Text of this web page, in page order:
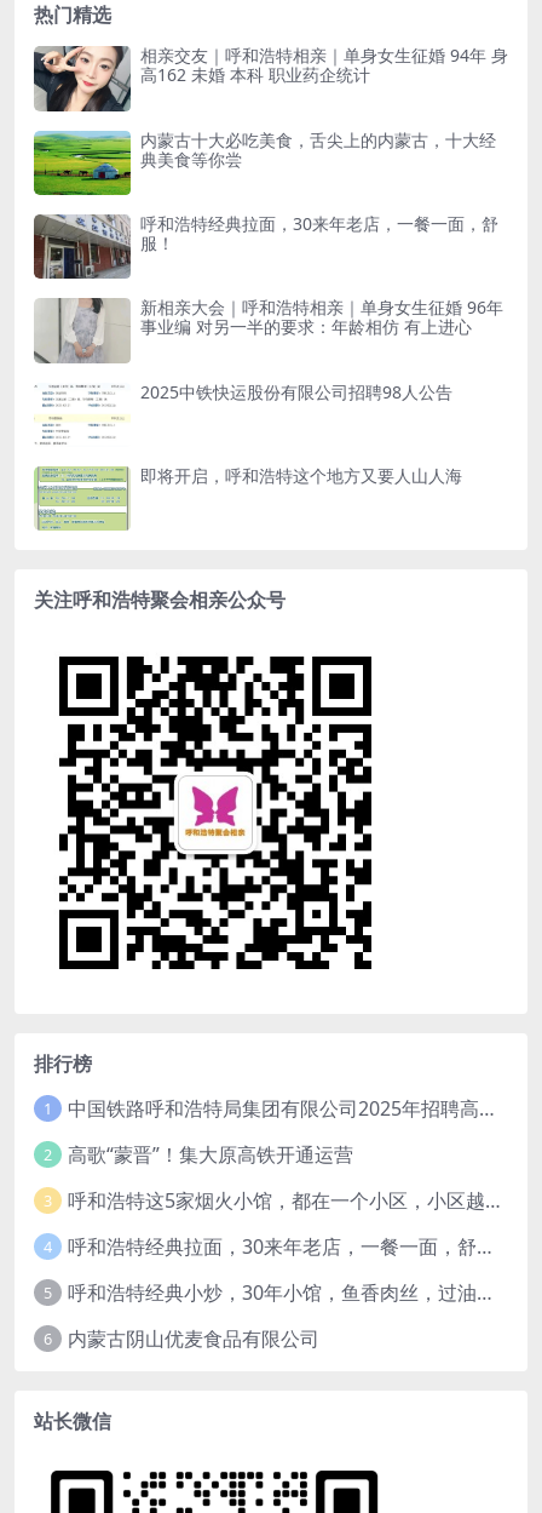
热门精选
相亲交友｜呼和浩特相亲｜单身女生征婚 94年 身
高162 未婚 本科 职业药企统计
内蒙古十大必吃美食，舌尖上的内蒙古，十大经
典美食等你尝
呼和浩特经典拉面，30来年老店，一餐一面，舒
服！
新相亲大会｜呼和浩特相亲｜单身女生征婚 96年
事业编 对另一半的要求：年龄相仿 有上进心
2025中铁快运股份有限公司招聘98人公告
即将开启，呼和浩特这个地方又要人山人海
关注呼和浩特聚会相亲公众号
排行榜
1 中国铁路呼和浩特局集团有限公司2025年招聘高校毕业生公告（1月15日截止）
2 高歌“蒙晋”！集大原高铁开通运营
3 呼和浩特这5家烟火小馆，都在一个小区，小区越老，小店“越破”，越有味道
4 呼和浩特经典拉面，30来年老店，一餐一面，舒服！
5 呼和浩特经典小炒，30年小馆，鱼香肉丝，过油肉土豆片，干炸里脊，全了！
6 内蒙古阴山优麦食品有限公司
站长微信